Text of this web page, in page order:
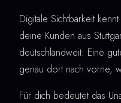
Digitale Sichtbarkeit
deine Kunden aus
deutschlandweit: Eine
genau dort nach vorne,
Für dich bedeutet das